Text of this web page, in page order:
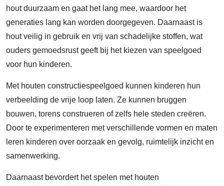
hout duurzaam en gaat het lang mee, waardoor het
generaties lang kan worden doorgegeven. Daarnaast is
hout veilig in gebruik en vrij van schadelijke stoffen, wat
ouders gemoedsrust geeft bij het kiezen van speelgoed
voor hun kinderen.
Met houten constructiespeelgoed kunnen kinderen hun
verbeelding de vrije loop laten. Ze kunnen bruggen
bouwen, torens construeren of zelfs hele steden creëren.
Door te experimenteren met verschillende vormen en maten
leren kinderen over oorzaak en gevolg, ruimtelijk inzicht en
samenwerking.
Daarnaast bevordert het spelen met houten